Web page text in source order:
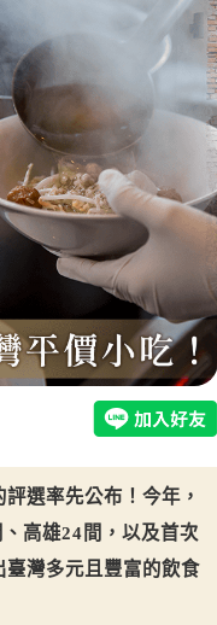
選率先公布！今年，
高雄24間，以及首次
灣多元且豐富的飲食